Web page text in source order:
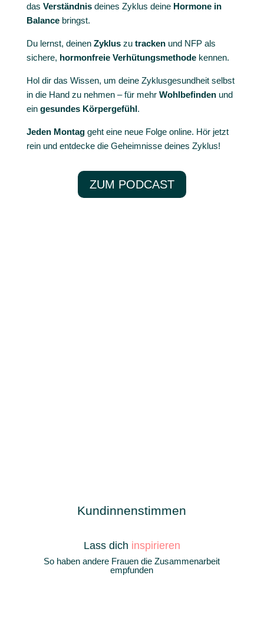
das Verständnisdeines Zyklus deine Hormone in
Balancebringst.
Du lernst, deinen Zykluszu tracken und NFP als
sichere, hormonfreie Verhütungsmethode kennen.
Hol dir das Wissen, um deine Zyklusgesundheit selbst
in die Hand zu nehmen – für mehr Wohlbefindenund
ein gesundes Körpergefühl.
Jeden Montaggeht eine neue Folge online. Hör jetzt
rein und entdecke die Geheimnisse deines Zyklus!
ZUM PODCAST
Kundinnenstimmen
Lass dich inspirieren
So haben andere Frauen die Zusammenarbeit
empfunden